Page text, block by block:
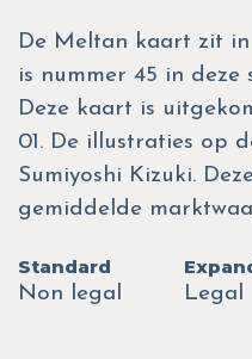
De Meltan kaart zit
is nummer 45 in
Deze kaart is
01. De illustraties op
Sumiyoshi Kizuki.
gemiddelde
Standard
Non legal
Legal